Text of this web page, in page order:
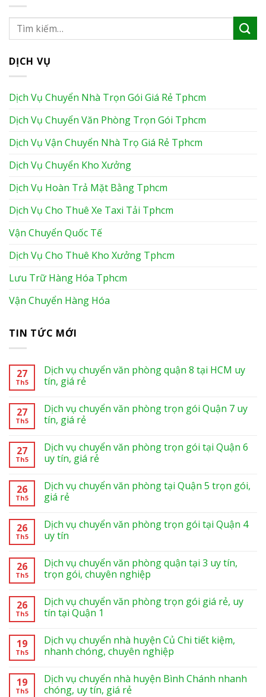
DỊCH VỤ
Dịch Vụ Chuyển Nhà Trọn Gói Giá Rẻ Tphcm
Dịch Vụ Chuyển Văn Phòng Trọn Gói Tphcm
Dịch Vụ Vận Chuyển Nhà Trọ Giá Rẻ Tphcm
Dịch Vụ Chuyển Kho Xưởng
Dịch Vụ Hoàn Trả Mặt Bằng Tphcm
Dịch Vụ Cho Thuê Xe Taxi Tải Tphcm
Vận Chuyển Quốc Tế
Dịch Vụ Cho Thuê Kho Xưởng Tphcm
Lưu Trữ Hàng Hóa Tphcm
Vận Chuyển Hàng Hóa
TIN TỨC MỚI
27
Th5
Dịch vụ chuyển văn phòng quận 8 tại HCM uy
tín, giá rẻ
27
Th5
Dịch vụ chuyển văn phòng trọn gói Quận 7 uy
tín, giá rẻ
27
Th5
Dịch vụ chuyển văn phòng trọn gói tại Quận 6
uy tín, giá rẻ
26
Th5
Dịch vụ chuyển văn phòng tại Quận 5 trọn gói,
giá rẻ
26
Th5
Dịch vụ chuyển văn phòng trọn gói tại Quận 4
uy tín
26
Th5
Dịch vụ chuyển văn phòng quận tại 3 uy tín,
trọn gói, chuyên nghiệp
26
Th5
Dịch vụ chuyển văn phòng trọn gói giá rẻ, uy
tín tại Quận 1
19
Th5
Dịch vụ chuyển nhà huyện Củ Chi tiết kiệm,
nhanh chóng, chuyên nghiệp
19
Th5
Dịch vụ chuyển nhà huyện Bình Chánh nhanh
chóng, uy tín, giá rẻ